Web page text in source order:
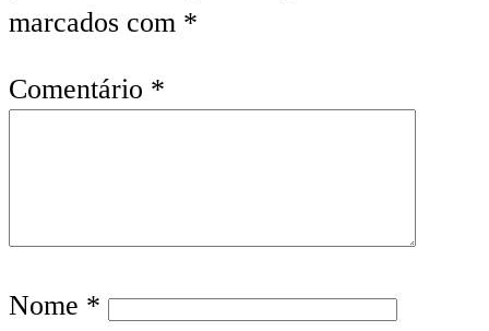
marcados com *
Comentário *
Nome *